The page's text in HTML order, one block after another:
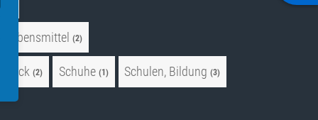
Lebensmittel (2)
(2) Schuhe (1) Schulen, Bildung (3)